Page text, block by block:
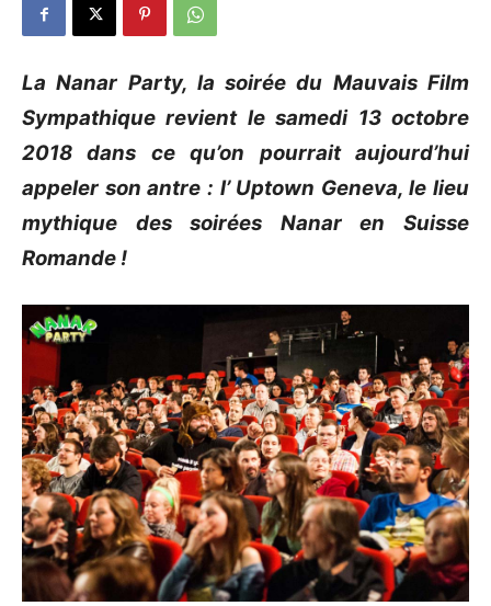
La Nanar Party, la soirée du Mauvais Film
Sympathique revient le samedi 13 octobre
2018 dans ce qu’on pourrait aujourd’hui
appeler son antre : l’ Uptown Geneva, le lieu
mythique des soirées Nanar en Suisse
Romande !